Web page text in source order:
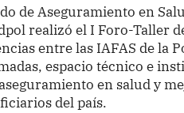
de Aseguramiento en
realizó el I Foro-Taller
entre las IAFAS de la
espacio técnico e
en salud y
del país.